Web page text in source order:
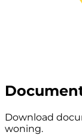
Download
woning.